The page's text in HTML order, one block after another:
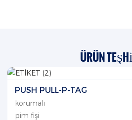
ÜRÜN
PUSH PULL-P-TAG
korumalı
pim fişi